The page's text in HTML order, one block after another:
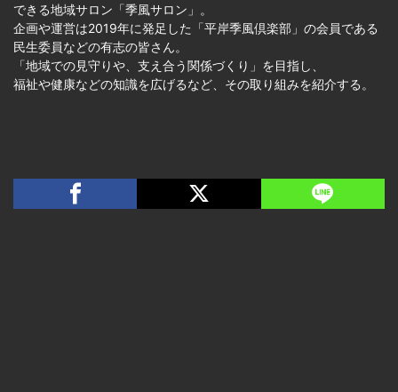
できる地域サロン「季風サロン」。
企画や運営は2019年に発足した「平岸季風倶楽部」の会員である
民生委員などの有志の皆さん。
「地域での見守りや、支え合う関係づくり」を目指し、
福祉や健康などの知識を広げるなど、その取り組みを紹介する。